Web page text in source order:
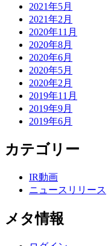
2021年5月
2021年2月
2020年11月
2020年8月
2020年6月
2020年5月
2020年2月
2019年11月
2019年9月
2019年6月
カテゴリー
IR動画
ニュースリリース
メタ情報